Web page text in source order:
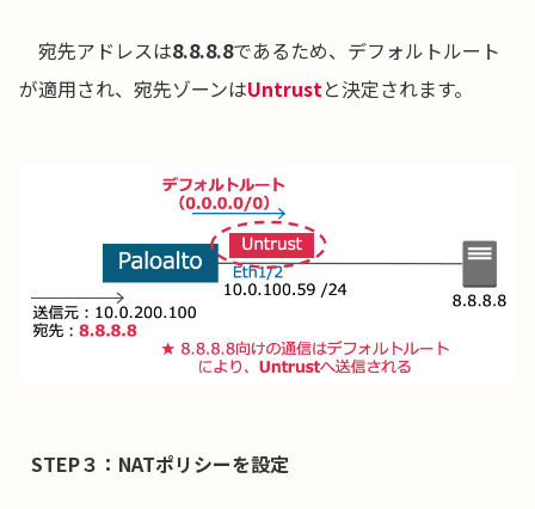
宛先アドレスは8.8.8.8であるため、デフォルトルート
が適用され、宛先ゾーンはUntrustと決定されます。
STEP３：NATポリシーを設定